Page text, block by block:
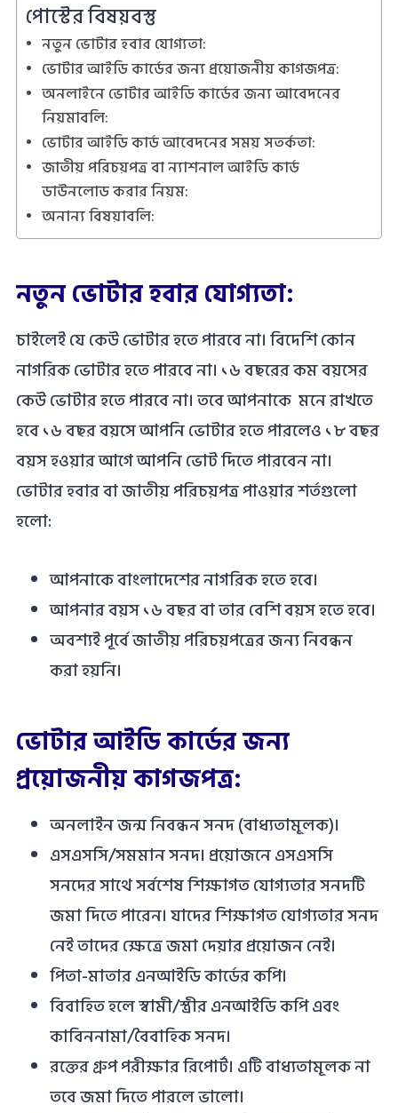
পোস্টের বিষয়বস্তু
নতুন ভোটার হবার যোগ্যতা:
ভোটার আইডি কার্ডের জন্য প্রয়োজনীয় কাগজপত্র:
অনলাইনে ভোটার আইডি কার্ডের জন্য আবেদনের
নিয়মাবলি:
ভোটার আইডি কার্ড আবেদনের সময় সতর্কতা:
জাতীয় পরিচয়পত্র বা ন্যাশনাল আইডি কার্ড
ডাউনলোড করার নিয়ম:
অনান্য বিষয়াবলি:
নতুন ভোটার হবার যোগ্যতা:
চাইলেই যে কেউ ভোটার হতে পারবে না। বিদেশি কোন
নাগরিক ভোটার হতে পারবে না। ১৬ বছরের কম বয়সের
কেউ ভোটার হতে পারবে না। তবে আপনাকে মনে রাখতে
হবে ১৬ বছর বয়সে আপনি ভোটার হতে পারলেও ১৮ বছর
বয়স হওয়ার আগে আপনি ভোট দিতে পারবেন না।
ভোটার হবার বা জাতীয় পরিচয়পত্র পাওয়ার শর্তগুলো
হলো:
আপনাকে বাংলাদেশের নাগরিক হতে হবে।
আপনার বয়স ১৬ বছর বা তার বেশি বয়স হতে হবে।
অবশ্যই পূর্বে জাতীয় পরিচয়পত্রের জন্য নিবন্ধন
করা হয়নি।
ভোটার আইডি কার্ডের জন্য
প্রয়োজনীয় কাগজপত্র:
অনলাইন জন্ম নিবন্ধন সনদ (বাধ্যতামূলক)।
এসএসসি/সমমান সনদ। প্রয়োজনে এসএসসি
সনদের সাথে সর্বশেষ শিক্ষাগত যোগ্যতার সনদটি
জমা দিতে পারেন। যাদের শিক্ষাগত যোগ্যতার সনদ
নেই তাদের ক্ষেত্রে জমা দেয়ার প্রয়োজন নেই।
পিতা-মাতার এনআইডি কার্ডের কপি।
বিবাহিত হলে স্বামী/স্ত্রীর এনআইডি কপি এবং
কাবিননামা/বৈবাহিক সনদ।
রক্তের গ্রুপ পরীক্ষার রিপোর্ট। এটি বাধ্যতামূলক না
তবে জমা দিতে পারলে ভালো।